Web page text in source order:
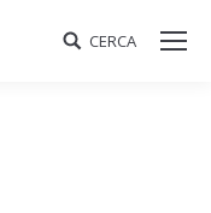
Search:
CERCA